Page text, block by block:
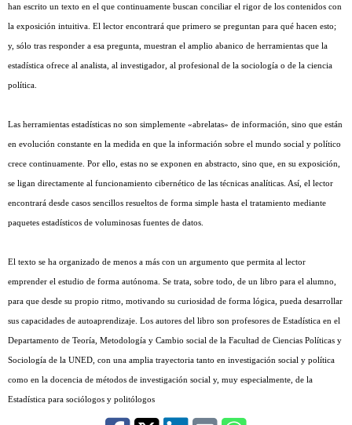
han escrito un texto en el que continuamente buscan conciliar el rigor de los contenidos con
la exposición intuitiva. El lector encontrará que primero se preguntan para qué hacen esto;
y, sólo tras responder a esa pregunta, muestran el amplio abanico de herramientas que la
estadística ofrece al analista, al investigador, al profesional de la sociología o de la ciencia
política.
Las herramientas estadísticas no son simplemente «abrelatas» de información, sino que están
en evolución constante en la medida en que la información sobre el mundo social y político
crece continuamente. Por ello, estas no se exponen en abstracto, sino que, en su exposición,
se ligan directamente al funcionamiento cibernético de las técnicas analíticas. Así, el lector
encontrará desde casos sencillos resueltos de forma simple hasta el tratamiento mediante
paquetes estadísticos de voluminosas fuentes de datos.
El texto se ha organizado de menos a más con un argumento que permita al lector
emprender el estudio de forma autónoma. Se trata, sobre todo, de un libro para el alumno,
para que desde su propio ritmo, motivando su curiosidad de forma lógica, pueda desarrollar
sus capacidades de autoaprendizaje. Los autores del libro son profesores de Estadística en el
Departamento de Teoría, Metodología y Cambio social de la Facultad de Ciencias Políticas y
Sociología de la UNED, con una amplia trayectoria tanto en investigación social y política
como en la docencia de métodos de investigación social y, muy especialmente, de la
Estadística para sociólogos y politólogos